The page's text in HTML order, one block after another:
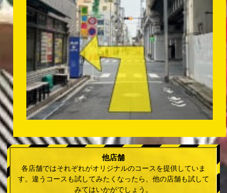
他店舗
各店舗ではそれぞれがオリジナルのコースを提供していま
す。違うコースも試してみたくなったら、他の店舗も試して
みてはいかがでしょう。